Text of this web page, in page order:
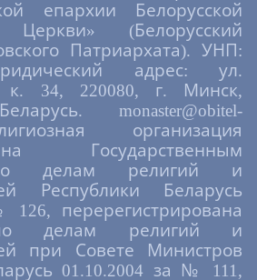
епархии Белорусской
Церкви» (Белорусский
Патриархата). УНП:
адрес: ул.
к. 34, 220080, г. Минск,
monaster@obitel-
организация
Государственным
делам религий и
Республики Беларусь
126, перерегистрирована
делам религий и
при Совете Министров
01.10.2004 за № 111,